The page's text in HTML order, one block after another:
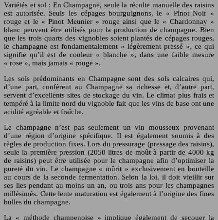
Variétés et sol : En Champagne, seule la récolte manuelle des raisins
est autorisée. Seuls les cépages bourguignons, le « Pinot Noir »
rouge et le « Pinot Meunier » rouge ainsi que le « Chardonnay »
blanc peuvent être utilisés pour la production de champagne. Bien
que les trois quarts des vignobles soient plantés de cépages rouges,
le champagne est fondamentalement « légèrement pressé », ce qui
signifie qu’il est de couleur « blanche », dans une faible mesure
« rose », mais jamais « rouge ».
Les sols prédominants en Champagne sont des sols calcaires qui,
d’une part, confèrent au Champagne sa richesse et, d’autre part,
servent d’excellents sites de stockage du vin. Le climat plus frais et
tempéré à la limite nord du vignoble fait que les vins de base ont une
acidité agréable et fraîche.
Le champagne n’est pas seulement un vin mousseux provenant
d’une région d’origine spécifique. Il est également soumis à des
règles de production fixes. Lors du pressurage (pressage des raisins),
seule la première pression (2050 litres de moût à partir de 4000 kg
de raisins) peut être utilisée pour le champagne afin d’optimiser la
pureté du vin. Le champagne « mûrit » exclusivement en bouteille
au cours de la seconde fermentation. Selon la loi, il doit vieillir sur
ses lies pendant au moins un an, ou trois ans pour les champagnes
millésimés. Cette lente maturation est également à l’origine des fines
bulles du champagne.
La « méthode champenoise » implique également de secouer la